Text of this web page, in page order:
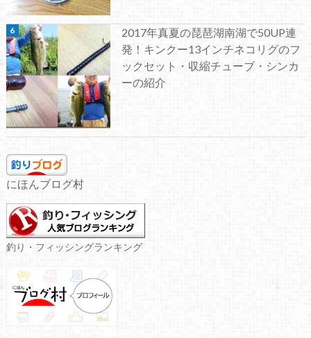
2017年真夏の琵琶湖南湖で50UP連
発！キンクー13インチネコリグのフ
ックセット・収縮チューブ・シンカ
ーの紹介
にほんブログ村
釣り・フィッシングランキング